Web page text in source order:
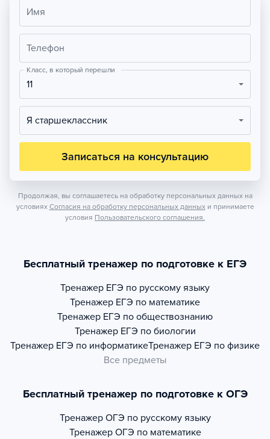
Имя
Телефон
Класс, в который перешли
11
Я старшеклассник
Записаться на консультацию
Продолжая, вы соглашаетесь на обработку персональных данных на
условиях Согласия на обработку персональных данных и принимаете
условия Пользовательского соглашения.
Бесплатный тренажер по подготовке к ЕГЭ
Тренажер ЕГЭ по русскому языку
Тренажер ЕГЭ по математике
Тренажер ЕГЭ по обществознанию
Тренажер ЕГЭ по биологии
Тренажер ЕГЭ по информатикеТренажер ЕГЭ по физике
Все предметы
Бесплатный тренажер по подготовке к ОГЭ
Тренажер ОГЭ по русскому языку
Тренажер ОГЭ по математике